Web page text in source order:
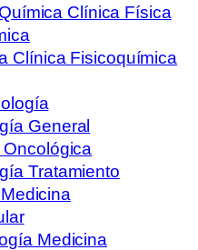
Clínica Física
Clínica Fisicoquímica
General
Tratamiento
Medicina